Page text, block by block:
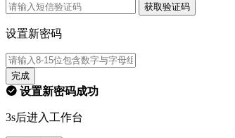
获取验证码
设置新密码
完成
设置新密码成功
3s后进入工作台